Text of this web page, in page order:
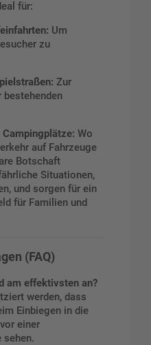
für:
Um
zu
Zur
bestehenden
Wo
auf Fahrzeuge
Botschaft
Situationen,
und sorgen für ein
für Familien und
(FAQ)
am effektivsten an?
werden, dass
Einbiegen in die
einer
sehen.